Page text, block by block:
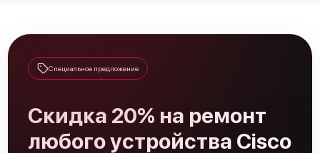
Специальное предложение
Скидка 20% на ремонт
любого устройства Cisco